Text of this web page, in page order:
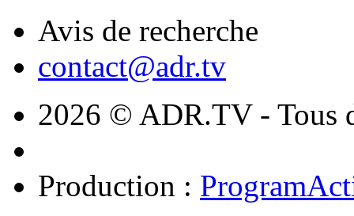
Avis de recherche
contact@adr.tv
2026 © ADR.TV - Tous
Production :